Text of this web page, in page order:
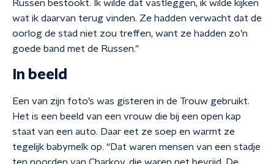
Russen bestookt. Ik wilde dat vastleggen, ik wilde kijken
wat ik daarvan terug vinden. Ze hadden verwacht dat de
oorlog de stad niet zou treffen, want ze hadden zo’n
goede band met de Russen.”
In beeld
Een van zijn foto’s was gisteren in de Trouw gebruikt.
Het is een beeld van een vrouw die bij een open kap
staat van een auto. Daar eet ze soep en warmt ze
tegelijk babymelk op. “Dat waren mensen van een stadje